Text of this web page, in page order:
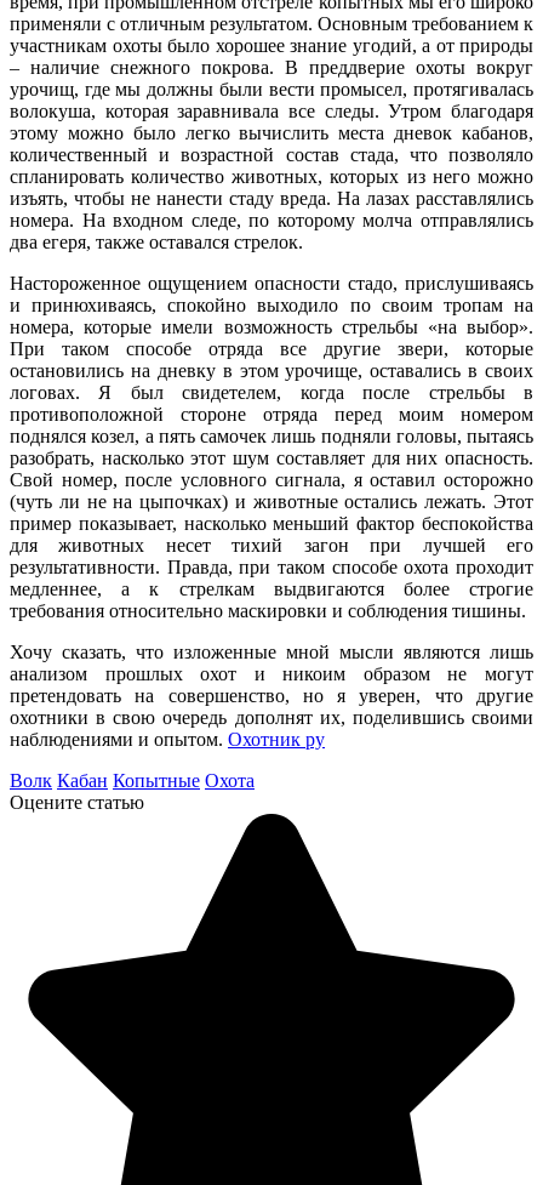
применяли с отличным результатом. Основным требованием к
участникам охоты было хорошее знание угодий, а от природы
– наличие снежного покрова. В преддверие охоты вокруг
урочищ, где мы должны были вести промысел, протягивалась
волокуша, которая заравнивала все следы. Утром благодаря
этому можно было легко вычислить места дневок кабанов,
количественный и возрастной состав стада, что позволяло
спланировать количество животных, которых из него можно
изъять, чтобы не нанести стаду вреда. На лазах расставлялись
номера. На входном следе, по которому молча отправлялись
два егеря, также оставался стрелок.
Настороженное ощущением опасности стадо, прислушиваясь
и принюхиваясь, спокойно выходило по своим тропам на
номера, которые имели возможность стрельбы «на выбор».
При таком способе отряда все другие звери, которые
остановились на дневку в этом урочище, оставались в своих
логовах. Я был свидетелем, когда после стрельбы в
противоположной стороне отряда перед моим номером
поднялся козел, а пять самочек лишь подняли головы, пытаясь
разобрать, насколько этот шум составляет для них опасность.
Свой номер, после условного сигнала, я оставил осторожно
(чуть ли не на цыпочках) и животные остались лежать. Этот
пример показывает, насколько меньший фактор беспокойства
для животных несет тихий загон при лучшей его
результативности. Правда, при таком способе охота проходит
медленнее, а к стрелкам выдвигаются более строгие
требования относительно маскировки и соблюдения тишины.
Хочу сказать, что изложенные мной мысли являются лишь
анализом прошлых охот и никоим образом не могут
претендовать на совершенство, но я уверен, что другие
охотники в свою очередь дополнят их, поделившись своими
наблюдениями и опытом. Охотник ру
Волк Кабан Копытные Охота
Оцените статью